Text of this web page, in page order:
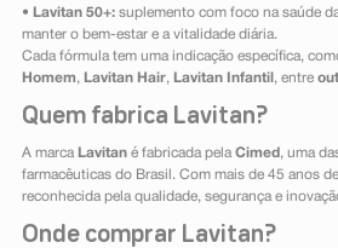
•
Lavitan 50+:suplemento com foco na saúde
manter o bem-estar e a vitalidade diária.
Cada fórmula tem uma indicação específica,
Homem, Lavitan Hair, Lavitan Infantil , entre
Quem fabrica Lavitan?
A marca Lavitané fabricada pela Cimed , uma
farmacêuticas do Brasil. Com mais de 45 anos
reconhecida pela qualidade, segurança e
Onde comprar Lavitan?